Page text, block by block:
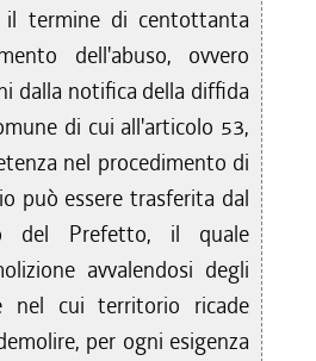
il termine di centottanta
dell'abuso, ovvero
dalla notifica della diffida
di cui all'articolo 53,
nel procedimento di
può essere trasferita dal
del Prefetto, il quale
avvalendosi degli
nel cui territorio ricade
per ogni esigenza